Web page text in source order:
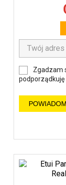
Zgadzam